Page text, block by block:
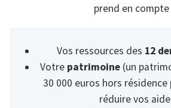
prend en compte
Vos ressources des 12
Votre patrimoine(un
30 000 euros hors
réduire vos